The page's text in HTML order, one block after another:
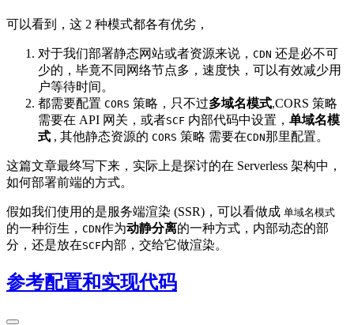
可以看到，这 2 种模式都各有优劣，
对于我们部署静态网站或者资源来说， CDN 还是必不可
少的，毕竟不同网络节点多，速度快，可以有效减少用
户等待时间。
都需要配置 CORS 策略，只不过多域名模式,CORS 策略
需要在 API 网关，或者SCF 内部代码中设置， 单域名模
式 , 其他静态资源的 CORS 策略 需要在CDN那里配置。
这篇文章最终写下来，实际上是探讨的在 Serverless 架构中，
如何部署前端的方式。
假如我们使用的是服务端渲染 (SSR)，可以看做成 单域名模式
的一种衍生， CDN作为动静分离的一种方式，内部动态的部
分，还是放在SCF内部，交给它做渲染。
参考配置和实现代码